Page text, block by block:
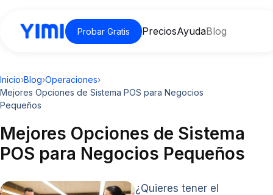
Probar Gratis PreciosAyudaBlog
Inicio›Blog›Operaciones›
Mejores Opciones de Sistema POS para Negocios
Pequeños
Mejores Opciones de Sistema
POS para Negocios Pequeños
¿Quieres tener el